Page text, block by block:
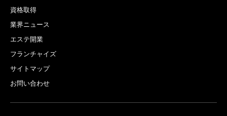
資格取得
業界ニュース
エステ開業
フランチャイズ
サイトマップ
お問い合わせ